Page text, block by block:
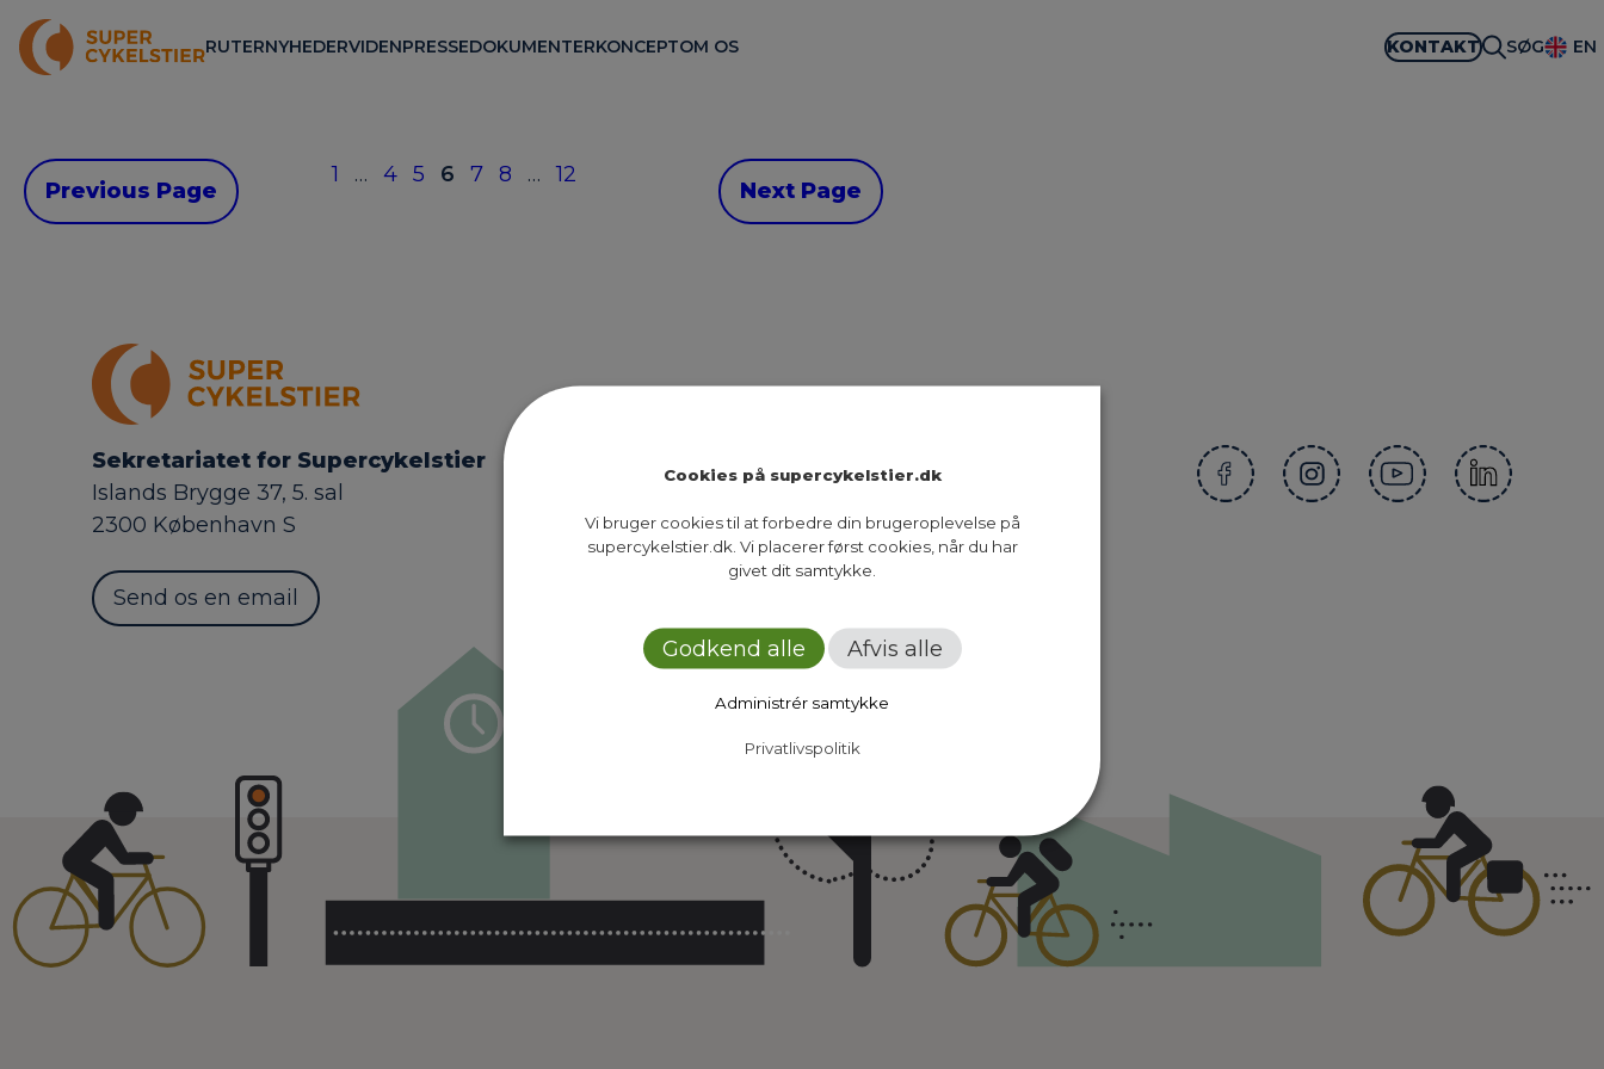
RUTERNYHEDERVIDENPRESSEDOKUMENTERKONCEPTOM OS KONTAKT SØG EN
Previous Page
1 … 4 5 6 7 8 … 12
Next Page
Sekretariatet for Supercykelstier
Islands Brygge 37, 5. sal
2300 København S
Send os en email
Nyheder
Dokumenter
Kontakt
Cookies på supercykelstier.dk
Vi bruger cookies til at forbedre din brugeroplevelse på
supercykelstier.dk. Vi placerer først cookies, når du har
givet dit samtykke.
Godkend alle Afvis alle
Administrér samtykke
Privatlivspolitik